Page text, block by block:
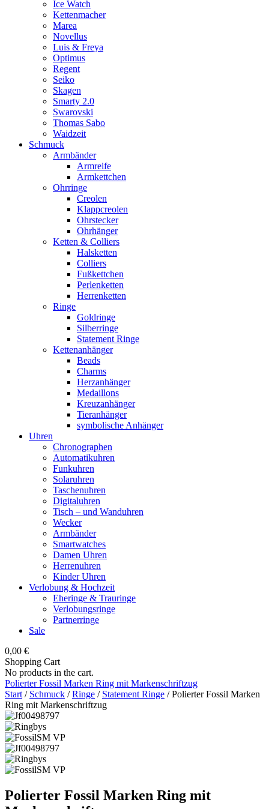
Ice Watch
Kettenmacher
Marea
Novellus
Luis & Freya
Optimus
Regent
Seiko
Skagen
Smarty 2.0
Swarovski
Thomas Sabo
Waidzeit
Schmuck
Armbänder
Armreife
Armkettchen
Ohrringe
Creolen
Klappcreolen
Ohrstecker
Ohrhänger
Ketten & Colliers
Halsketten
Colliers
Fußkettchen
Perlenketten
Herrenketten
Ringe
Goldringe
Silberringe
Statement Ringe
Kettenanhänger
Beads
Charms
Herzanhänger
Medaillons
Kreuzanhänger
Tieranhänger
symbolische Anhänger
Uhren
Chronographen
Automatikuhren
Funkuhren
Solaruhren
Taschenuhren
Digitaluhren
Tisch – und Wanduhren
Wecker
Armbänder
Smartwatches
Damen Uhren
Herrenuhren
Kinder Uhren
Verlobung & Hochzeit
Eheringe & Trauringe
Verlobungsringe
Partnerringe
Sale
0,00 €
Shopping Cart
No products in the cart.
Polierter Fossil Marken Ring mit Markenschriftzug
Start / Schmuck /Ringe / Statement Ringe / Polierter Fossil Marken
Ring mit Markenschriftzug
Polierter Fossil Marken Ring mit